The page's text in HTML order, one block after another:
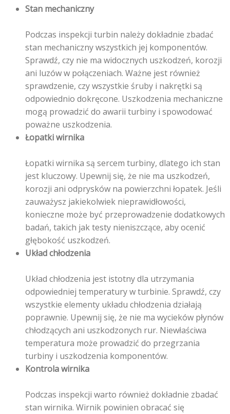
Stan mechaniczny
Podczas inspekcji turbin należy dokładnie zbadać
stan mechaniczny wszystkich jej komponentów.
Sprawdź, czy nie ma widocznych uszkodzeń, korozji
ani luzów w połączeniach. Ważne jest również
sprawdzenie, czy wszystkie śruby i nakrętki są
odpowiednio dokręcone. Uszkodzenia mechaniczne
mogą prowadzić do awarii turbiny i spowodować
poważne uszkodzenia.
Łopatki wirnika
Łopatki wirnika są sercem turbiny, dlatego ich stan
jest kluczowy. Upewnij się, że nie ma uszkodzeń,
korozji ani odprysków na powierzchni łopatek. Jeśli
zauważysz jakiekolwiek nieprawidłowości,
konieczne może być przeprowadzenie dodatkowych
badań, takich jak testy nieniszczące, aby ocenić
głębokość uszkodzeń.
Układ chłodzenia
Układ chłodzenia jest istotny dla utrzymania
odpowiedniej temperatury w turbinie. Sprawdź, czy
wszystkie elementy układu chłodzenia działają
poprawnie. Upewnij się, że nie ma wycieków płynów
chłodzących ani uszkodzonych rur. Niewłaściwa
temperatura może prowadzić do przegrzania
turbiny i uszkodzenia komponentów.
Kontrola wirnika
Podczas inspekcji warto również dokładnie zbadać
stan wirnika. Wirnik powinien obracać się